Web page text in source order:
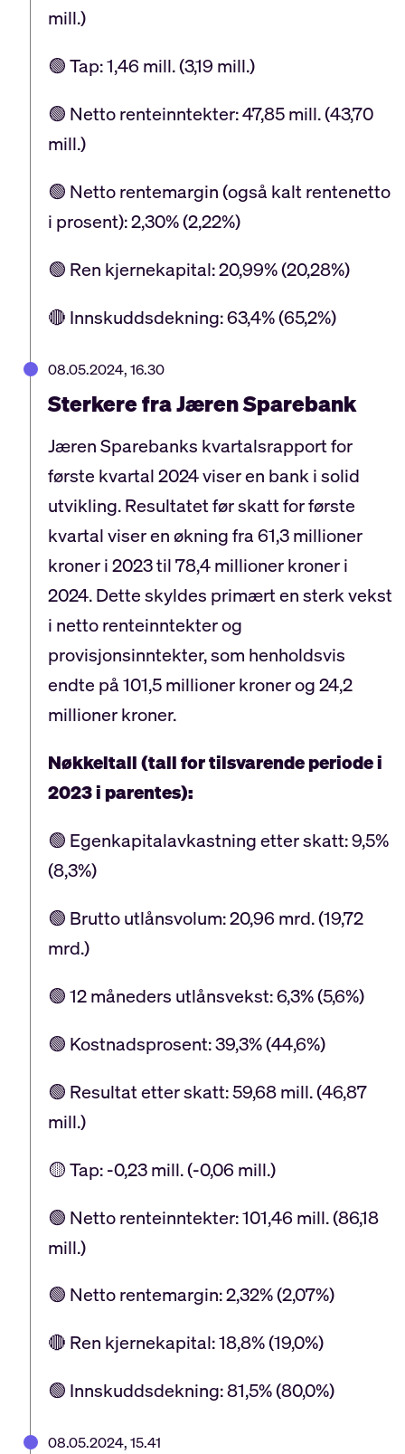
mill.)
🟢 Tap: 1,46 mill. (3,19 mill.)
🟢 Netto renteinntekter: 47,85 mill. (43,70
mill.)
🟢 Netto rentemargin (også kalt rentenetto
i prosent): 2,30% (2,22%)
🟢 Ren kjernekapital: 20,99% (20,28%)
🔴 Innskuddsdekning: 63,4% (65,2%)
08.05.2024, 16.30
Sterkere fra Jæren Sparebank
Jæren Sparebanks kvartalsrapport for
første kvartal 2024 viser en bank i solid
utvikling. Resultatet før skatt for første
kvartal viser en økning fra 61,3 millioner
kroner i 2023 til 78,4 millioner kroner i
2024. Dette skyldes primært en sterk vekst
i netto renteinntekter og
provisjonsinntekter, som henholdsvis
endte på 101,5 millioner kroner og 24,2
millioner kroner.
Nøkkeltall (tall for tilsvarende periode i
2023 i parentes):
🟢 Egenkapitalavkastning etter skatt: 9,5%
(8,3%)
🟢 Brutto utlånsvolum: 20,96 mrd. (19,72
mrd.)
🟢 12 måneders utlånsvekst: 6,3% (5,6%)
🟢 Kostnadsprosent: 39,3% (44,6%)
🟢 Resultat etter skatt: 59,68 mill. (46,87
mill.)
🟡 Tap: -0,23 mill. (-0,06 mill.)
🟢 Netto renteinntekter: 101,46 mill. (86,18
mill.)
🟢 Netto rentemargin: 2,32% (2,07%)
🔴 Ren kjernekapital: 18,8% (19,0%)
🟢 Innskuddsdekning: 81,5% (80,0%)
08.05.2024, 15.41